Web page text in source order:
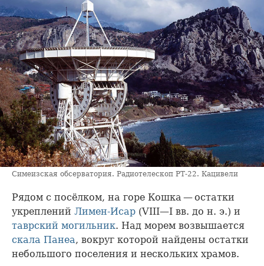
Симеизская обсерватория. Радиотелескоп РТ-22. Кацивели
Рядом с посёлком, на горе Кошка — остатки
укреплений Лимен-Исар (VIII—I вв. до н. э.) и
таврский могильник. Над морем возвышается
скала Панеа, вокруг которой найдены остатки
небольшого поселения и нескольких храмов.